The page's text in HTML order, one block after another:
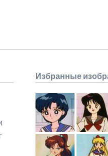
Избранные